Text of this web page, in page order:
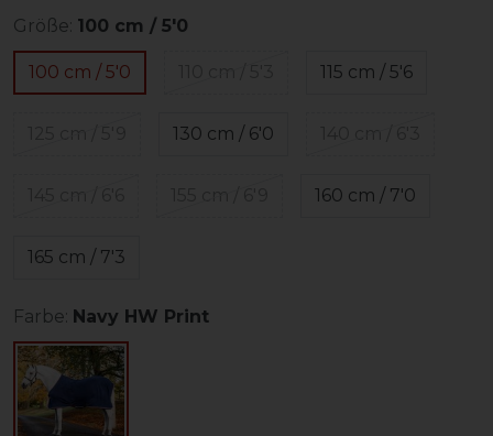
Größe: 100 cm / 5'0
100 cm / 5'0 115 cm / 5'6
130 cm / 6'0
160 cm / 7'0
165 cm / 7'3
Farbe: Navy HW Print